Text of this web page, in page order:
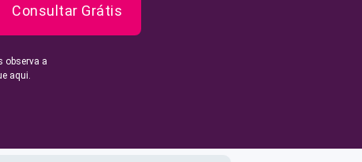
Consultar Grátis
observa a
aqui.